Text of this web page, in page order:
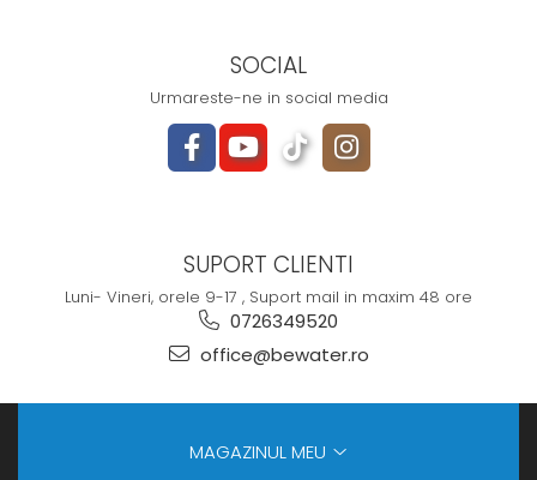
SOCIAL
Urmareste-ne in social media
SUPORT CLIENTI
Luni- Vineri, orele 9-17 , Suport mail in maxim 48 ore
0726349520
office@bewater.ro
MAGAZINUL MEU